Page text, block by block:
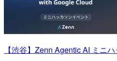
【渋谷】Zenn Agentic AI ミニ